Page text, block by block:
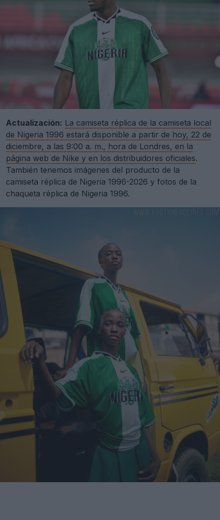
Actualización: La camiseta réplica de la camiseta local
de Nigeria 1996 estará disponible a partir de hoy, 22 de
diciembre, a las 9:00 a. m., hora de Londres, en la
página web de Nike y en los distribuidores oficiales.
También tenemos imágenes del producto de la
camiseta réplica de Nigeria 1996-2026 y fotos de la
chaqueta réplica de Nigeria 1996.